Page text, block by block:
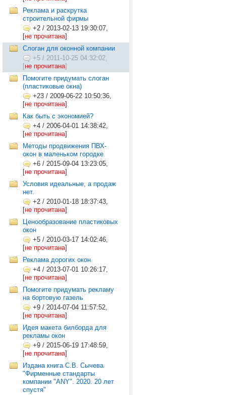
Реклама и раскрутка
строительной фирмы
+2 / 2013-02-13 19:30:07,
[не прочитана]
Слоган для оконной компании
+5 / 2011-10-25 04:32:02,
[не прочитана]
Помогите придумать слоган
(пластиковые окна)
+23 / 2009-06-22 10:50:36,
[не прочитана]
Как быть с экономией?
+4 / 2006-04-01 14:38:42,
[не прочитана]
Методы продвижения ПВХ-
окон в маленьком городке
+6 / 2015-09-04 13:23:05,
[не прочитана]
Условия идеальные, а продаж
нет.
+2 / 2010-01-18 18:37:43,
[не прочитана]
Ценообразование пластиковых
окон
+5 / 2010-03-17 14:02:46,
[не прочитана]
Реклама дорогих окон
+4 / 2013-07-01 10:26:17,
[не прочитана]
Помогите придумать рекламу
на бортовую газель
+9 / 2014-07-04 11:57:52,
[не прочитана]
Идея макета билборда для
рекламы окон
+9 / 2015-06-19 17:48:59,
[не прочитана]
Издана книга С.В. Сычева
"Фирменные стандарты
компании "ANY". 2020. 20 лет
спустя"